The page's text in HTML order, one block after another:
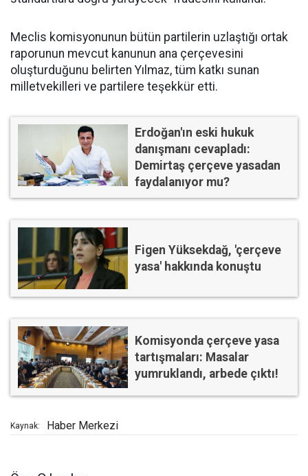
Meclis komisyonunun bütün partilerin uzlaştığı ortak
raporunun mevcut kanunun ana çerçevesini
oluşturduğunu belirten Yılmaz, tüm katkı sunan
milletvekilleri ve partilere teşekkür etti.
Erdoğan'ın eski hukuk
danışmanı cevapladı:
Demirtaş çerçeve yasadan
faydalanıyor mu?
Figen Yüksekdağ, 'çerçeve
yasa' hakkında konuştu
Komisyonda çerçeve yasa
tartışmaları: Masalar
yumruklandı, arbede çıktı!
Kaynak: Haber Merkezi